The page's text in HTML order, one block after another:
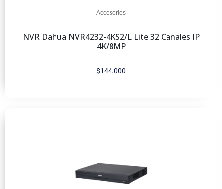
Accesorios
NVR Dahua NVR4232-4KS2/L Lite 32 Canales IP
4K/8MP
$144.000